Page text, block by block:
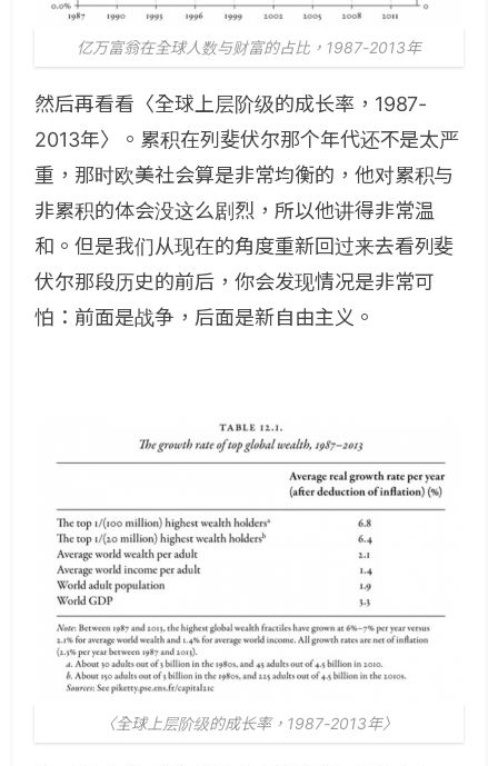
亿万富翁在全球人数与财富的占比，1987-2013年
然后再看看〈全球上层阶级的成长率，1987-
2013年〉。累积在列斐伏尔那个年代还不是太严
重，那时欧美社会算是非常均衡的，他对累积与
非累积的体会没这么剧烈，所以他讲得非常温
和。但是我们从现在的角度重新回过来去看列斐
伏尔那段历史的前后，你会发现情况是非常可
怕：前面是战争，后面是新自由主义。
〈全球上层阶级的成长率，1987-2013年〉